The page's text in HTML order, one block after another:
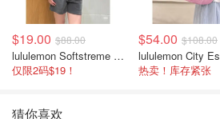
$19.00 $88.00
lululemon Softstreme 女士高腰短裤 10cm
仅限2码$19！
$54.00 $108.00
热卖！库存紧张
猜你喜欢